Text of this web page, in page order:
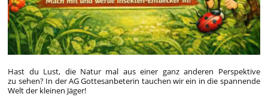
Hast du Lust, die Natur mal aus einer ganz anderen Perspektive
zu sehen? In der AG Gottesanbeterin tauchen wir ein in die spannende
Welt der kleinen Jäger!